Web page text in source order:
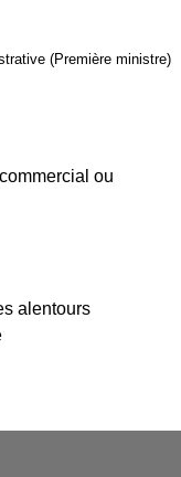
(Première ministre)
ou
alentours